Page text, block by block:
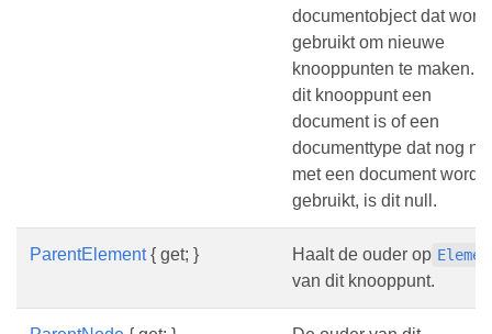
documentobject dat wordt
gebruikt om nieuwe
knooppunten te maken.
dit knooppunt een
document is of een
documenttype dat nog
met een document wordt
gebruikt, is dit null.
ParentElement{ get; } Haalt de ouder op
van dit knooppunt.